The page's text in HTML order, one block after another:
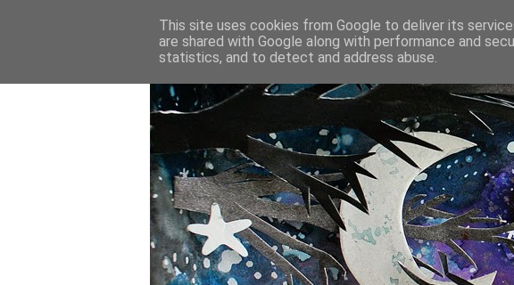
This site uses cookies from Google to deliver its
are shared with Google along with performance and
statistics, and to detect and address abuse.